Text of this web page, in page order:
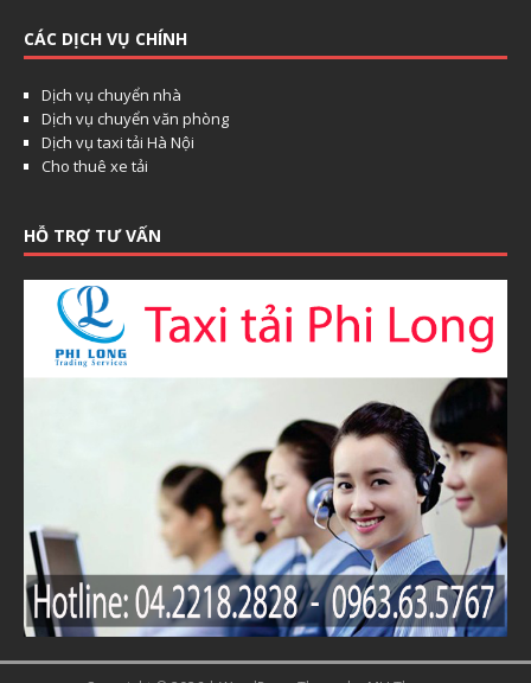
CÁC DỊCH VỤ CHÍNH
Dịch vụ chuyển nhà
Dịch vụ chuyển văn phòng
Dịch vụ taxi tải Hà Nội
Cho thuê xe tải
HỖ TRỢ TƯ VẤN